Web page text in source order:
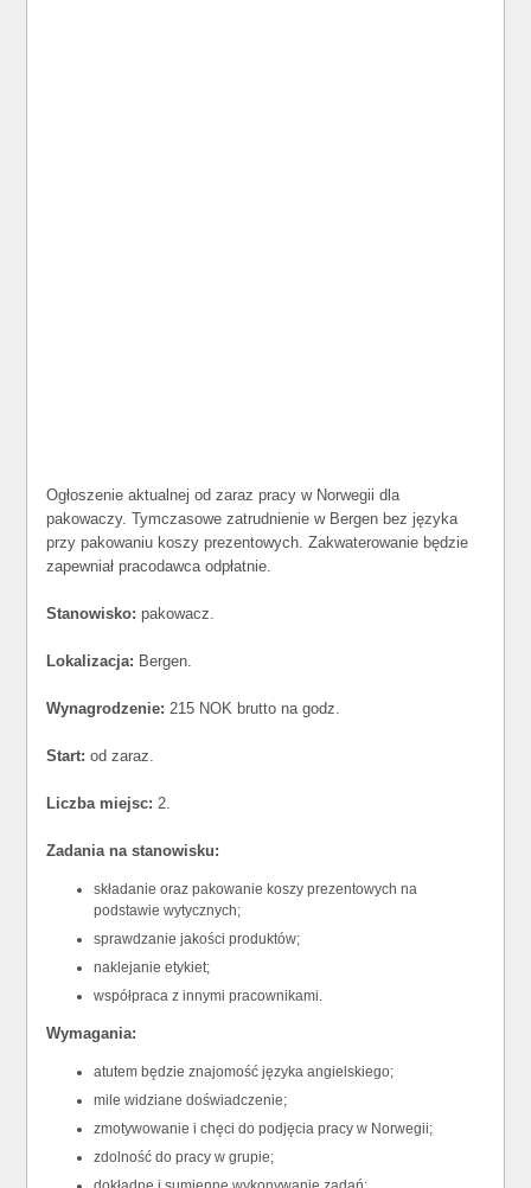
Ogłoszenie aktualnej od zaraz pracy w Norwegii dla
pakowaczy. Tymczasowe zatrudnienie w Bergen bez języka
przy pakowaniu koszy prezentowych. Zakwaterowanie będzie
zapewniał pracodawca odpłatnie.
Stanowisko: pakowacz.
Lokalizacja: Bergen.
Wynagrodzenie: 215 NOK brutto na godz.
Start: od zaraz.
Liczba miejsc: 2.
Zadania na stanowisku:
składanie oraz pakowanie koszy prezentowych na
podstawie wytycznych;
sprawdzanie jakości produktów;
naklejanie etykiet;
współpraca z innymi pracownikami.
Wymagania:
atutem będzie znajomość języka angielskiego;
mile widziane doświadczenie;
zmotywowanie i chęci do podjęcia pracy w Norwegii;
zdolność do pracy w grupie;